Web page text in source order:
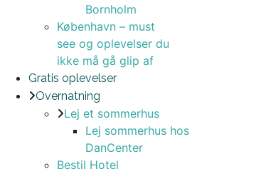
Bornholm
København – must
see og oplevelser du
ikke må gå glip af
Gratis oplevelser
Overnatning
Lej et sommerhus
Lej sommerhus hos
DanCenter
Bestil Hotel